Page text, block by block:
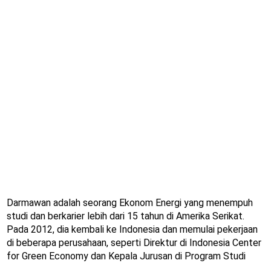
Darmawan adalah seorang Ekonom Energi yang menempuh
studi dan berkarier lebih dari 15 tahun di Amerika Serikat.
Pada 2012, dia kembali ke Indonesia dan memulai pekerjaan
di beberapa perusahaan, seperti Direktur di Indonesia Center
for Green Economy dan Kepala Jurusan di Program Studi